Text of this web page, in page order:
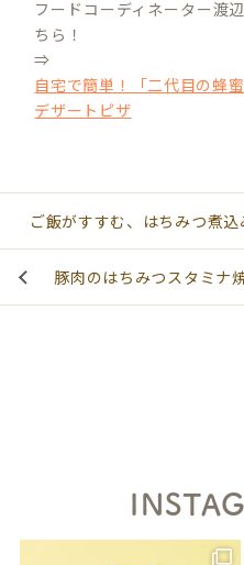
フードコーディネーター渡
ちら！
⇒
自宅で簡単！「二代目の蜂
デザートピザ
ご飯がすすむ、はちみつ煮
豚肉のはちみつスタミナ